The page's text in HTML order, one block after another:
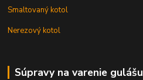
Smaltovaný kotol
Nerezový kotol
Súpravy na varenie gulášu